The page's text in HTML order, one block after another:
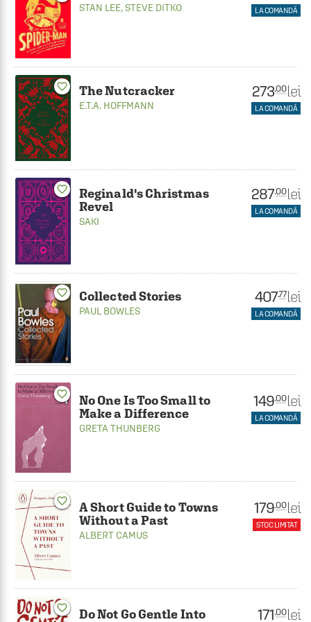
STAN LEE,STEVE DITKO LA COMANDĂ
favorite_border The Nutcracker
E.T.A. HOFFMANN
273.00 lei
LA COMANDĂ
favorite_border
Reginald's Christmas
Revel
SAKI
287.00 lei
LA COMANDĂ
favorite_border Collected Stories
PAUL BOWLES
407.77 lei
LA COMANDĂ
favorite_border
No One Is Too Small to
Make a Difference
GRETA THUNBERG
149.00 lei
LA COMANDĂ
favorite_border
A Short Guide to Towns
Without a Past
ALBERT CAMUS
179.00 lei
STOC LIMITAT
favorite_border
Do Not Go Gentle Into
171.00 lei